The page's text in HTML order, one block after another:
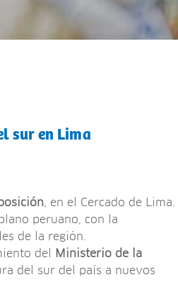
sur en Lima
, en el Cercado de Lima.
peruano, con la
de la región.
del
Ministerio de la
del sur del país a nuevos